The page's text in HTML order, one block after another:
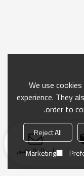
ارسال التحقيق
We use
experience. They
order to
Reject All
Marketing